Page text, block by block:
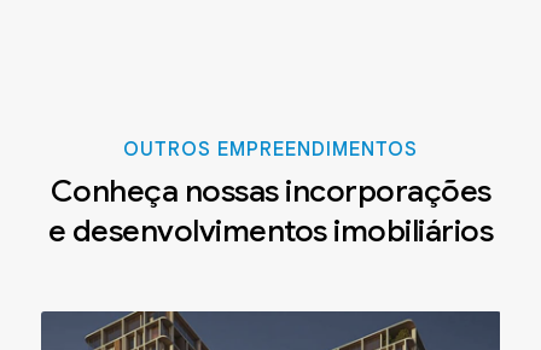
OUTROS EMPREENDIMENTOS
Conheça nossas incorporações
e desenvolvimentos imobiliários